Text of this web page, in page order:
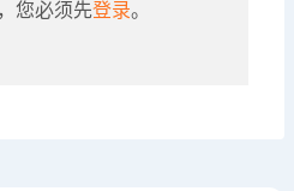
您必须先登录。